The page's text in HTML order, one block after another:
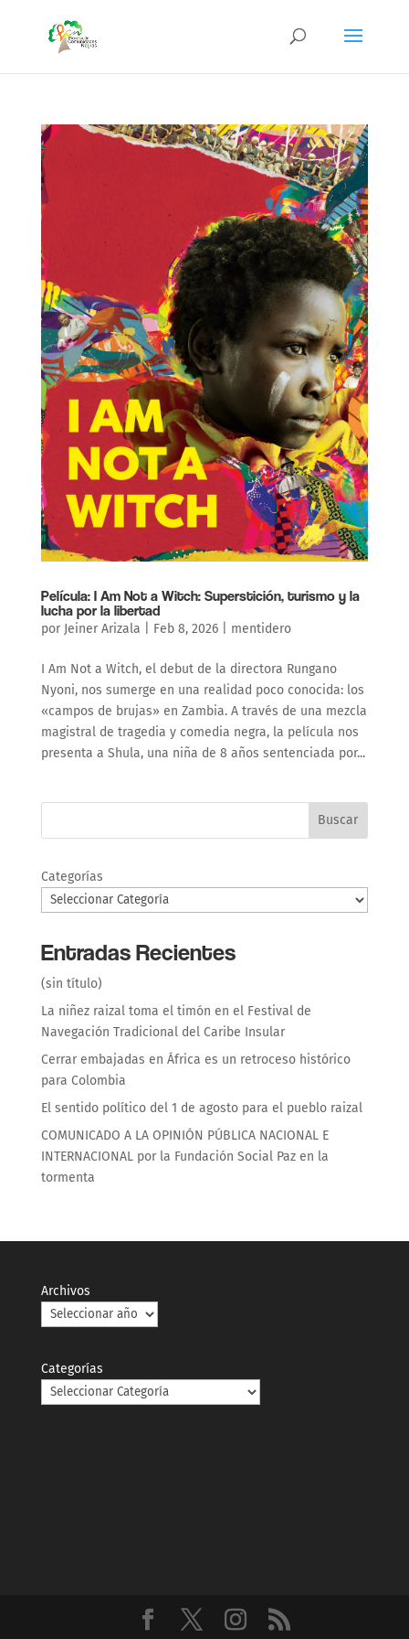
Película: I Am Not a Witch: Superstición, turismo y la
lucha por la libertad
por Jeiner Arizala Feb 8, 2026| mentidero
I Am Not a Witch, el debut de la directora Rungano
Nyoni, nos sumerge en una realidad poco conocida: los
«campos de brujas» en Zambia. A través de una mezcla
magistral de tragedia y comedia negra, la película nos
presenta a Shula, una niña de 8 años sentenciada por...
Buscar
Categorías
Entradas Recientes
(sin título)
La niñez raizal toma el timón en el Festival de
Navegación Tradicional del Caribe Insular
Cerrar embajadas en África es un retroceso histórico
para Colombia
El sentido político del 1 de agosto para el pueblo raizal
COMUNICADO A LA OPINIÓN PÚBLICA NACIONAL E
INTERNACIONAL por la Fundación Social Paz en la
tormenta
Archivos
Categorías